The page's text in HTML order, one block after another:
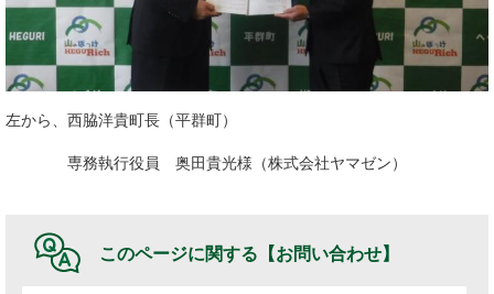
左から、西脇洋貴町長（平群町）
専務執行役員 奥田貴光様（株式会社ヤマゼン）
このページに関する 【お問い合わせ】